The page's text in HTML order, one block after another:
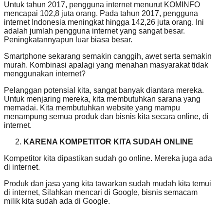
Untuk tahun 2017, pengguna internet menurut KOMINFO
mencapai 102,8 juta orang. Pada tahun 2017, pengguna
internet Indonesia meningkat hingga 142,26 juta orang. Ini
adalah jumlah pengguna internet yang sangat besar.
Peningkatannyapun luar biasa besar.
Smartphone sekarang semakin canggih, awet serta semakin
murah. Kombinasi apalagi yang menahan masyarakat tidak
menggunakan internet?
Pelanggan potensial kita, sangat banyak diantara mereka.
Untuk menjaring mereka, kita membutuhkan sarana yang
memadai. Kita membutuhkan website yang mampu
menampung semua produk dan bisnis kita secara online, di
internet.
KARENA KOMPETITOR KITA SUDAH ONLINE
Kompetitor kita dipastikan sudah go online. Mereka juga ada
di internet.
Produk dan jasa yang kita tawarkan sudah mudah kita temui
di internet, Silahkan mencari di Google, bisnis semacam
milik kita sudah ada di Google.